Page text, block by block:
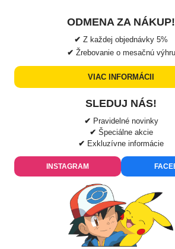
ODMENA ZA NÁKUP!
✔ Z každej objednávky 5%
✔ Žrebovanie o mesačnú výhru
VIAC INFORMÁCII
SLEDUJ NÁS!
✔ Pravidelné novinky
✔ Špeciálne akcie
✔ Exkluzívne informácie
INSTAGRAM